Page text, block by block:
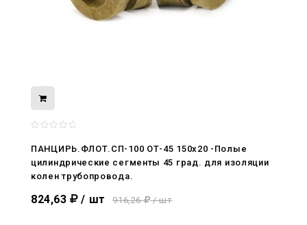
ПАНЦИРЬ.ФЛОТ.СП-100 ОТ-45 150x20 -Полые
цилиндрические сегменты 45 град. для изоляции
колен трубопровода.
824,63 / шт 916,26 / шт
нами